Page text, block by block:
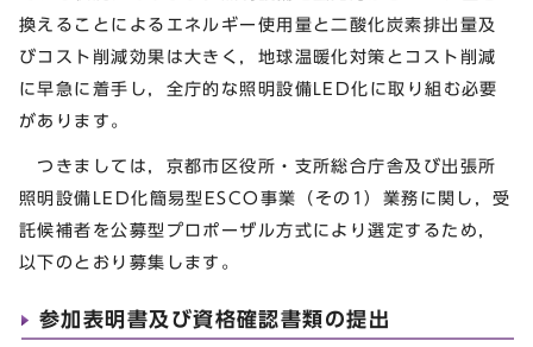
換えることによるエネルギー使用量と二酸化炭素排出量及
びコスト削減効果は大きく，地球温暖化対策とコスト削減
に早急に着手し，全庁的な照明設備LED化に取り組む必要
があります。
つきましては，京都市区役所・支所総合庁舎及び出張所
照明設備LED化簡易型ESCO事業（その1）業務に関し，受
託候補者を公募型プロポーザル方式により選定するため，
以下のとおり募集します。
参加表明書及び資格確認書類の提出